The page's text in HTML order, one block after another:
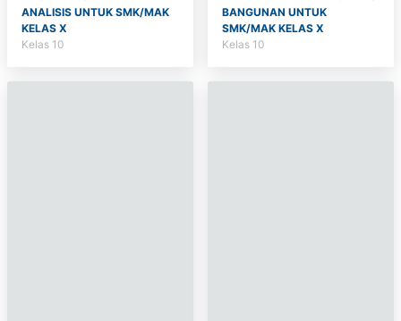
ANALISIS UNTUK SMK/MAK
KELAS X
Kelas 10
BANGUNAN UNTUK
SMK/MAK KELAS X
Kelas 10